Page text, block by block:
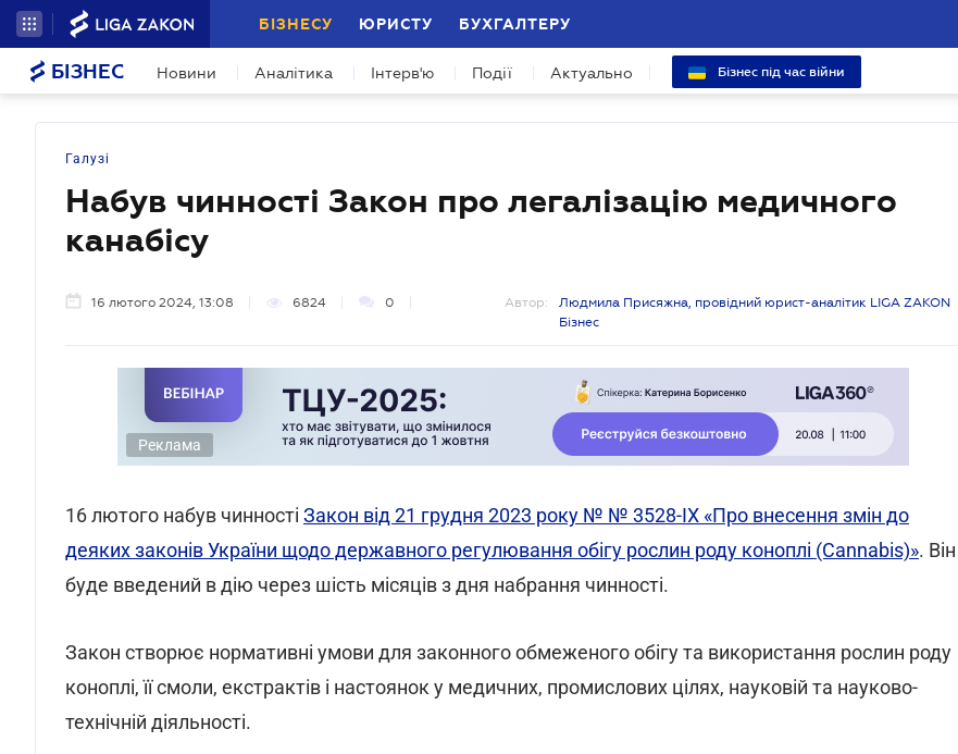
БІЗНЕСУ ЮРИСТУ БУХГАЛТЕРУ
БІЗНЕС Новини Аналітика Інтерв'ю Події Актуально Бізнес під час війни
Галузі
Набув чинності Закон про легалізацію медичного
канабісу
16 лютого 2024, 13:08 6824 0 Автор:
Людмила Присяжна, провідний юрист-аналітик LIGA ZAKON
Бізнес
Реклама
16 лютого набув чинності Закон від 21 грудня 2023 року № № 3528-IX «Про внесення змін до
деяких законів України щодо державного регулювання обігу рослин роду коноплі (Cannabis)». Він
буде введений в дію через шість місяців з дня набрання чинності.
Закон створює нормативні умови для законного обмеженого обігу та використання рослин роду
коноплі, її смоли, екстрактів і настоянок у медичних, промислових цілях, науковій та науково-
технічній діяльності.